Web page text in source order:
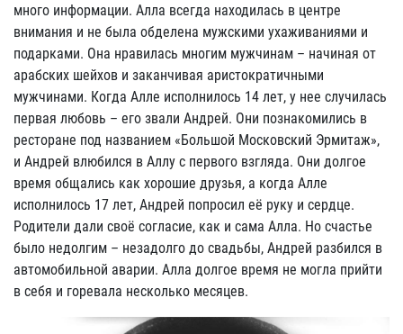
много информации. Алла всегда находилась в центре
внимания и не была обделена мужскими ухаживаниями и
подарками. Она нравилась многим мужчинам – начиная от
арабских шейхов и заканчивая аристократичными
мужчинами. Когда Алле исполнилось 14 лет, у нее случилась
первая любовь – его звали Андрей. Они познакомились в
ресторане под названием «Большой Московский Эрмитаж»,
и Андрей влюбился в Аллу с первого взгляда. Они долгое
время общались как хорошие друзья, а когда Алле
исполнилось 17 лет, Андрей попросил её руку и сердце.
Родители дали своё согласие, как и сама Алла. Но счастье
было недолгим – незадолго до свадьбы, Андрей разбился в
автомобильной аварии. Алла долгое время не могла прийти
в себя и горевала несколько месяцев.